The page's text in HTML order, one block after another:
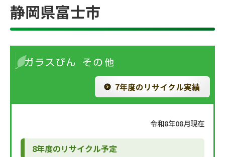
静岡県富士市
7年度のリサイクル実績
令和8年08月現在
8年度のリサイクル予定